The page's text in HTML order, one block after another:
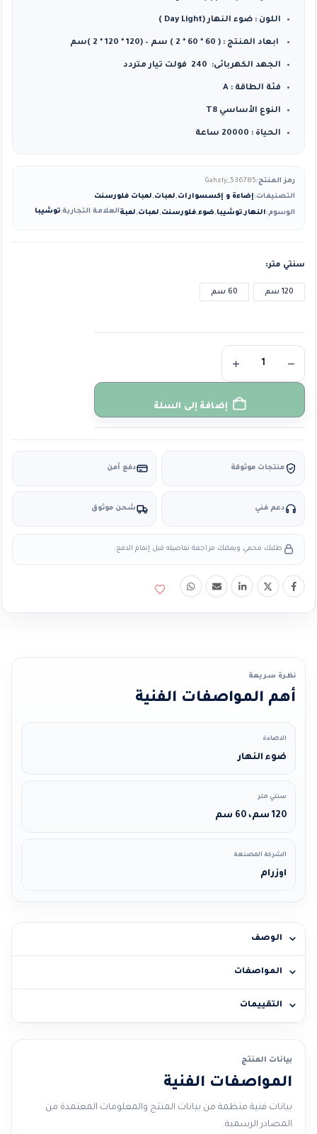
اللون : ضوء النهار (Day Light )
ابعاد المنتج : ( 60 * 60 * 2 ) سم – (120 * 120 * 2 )سم
الجهد الكهربائى: 240 فولت تيار متردد
فئة الطاقة : A
النوع الأساسي T8
الحياة : 20000 ساعة
رمز المنتج:Gahzly_536785
التصنيفات:إضاءة و إكسسوارات,لمبات,لمبات فلورسنت
الوسوم:النهار,توشيبا,ضوء,فلورسنت,لمبات,لمبةالعلامة التجارية:توشيبا
سنتي متر
120 سم 60 سم
إضافة إلى السلة
منتجات موثوقة دفع آمن
دعم فني شحن موثوق
طلبك محمي ويمكنك مراجعة تفاصيله قبل إتمام الدفع.
نظرة سريعة
أهم المواصفات الفنية
الاضاءة
ضوء النهار
سنتي متر
120 سم، 60 سم
الشركة المصنعة
اوزرام
الوصف
المواصفات
التقييمات
بيانات المنتج
المواصفات الفنية
بيانات فنية منظمة من بيانات المنتج والمعلومات المعتمدة من
المصادر الرسمية.